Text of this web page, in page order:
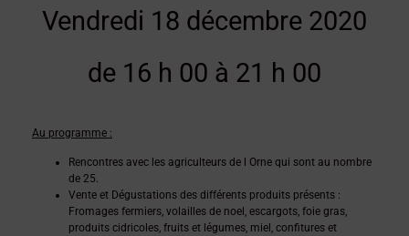
Vendredi 18 décembre 2020
de 16 h 00 à 21 h 00
Au programme :
Rencontres avec les agriculteurs de l Orne qui sont au nombre
de 25.
Vente et Dégustations des différents produits présents :
Fromages fermiers, volailles de noel, escargots, foie gras,
produits cidricoles, fruits et légumes, miel, confitures et